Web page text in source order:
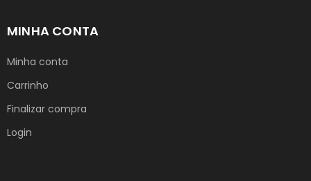
MINHA CONTA
Minha conta
Carrinho
Finalizar compra
Login